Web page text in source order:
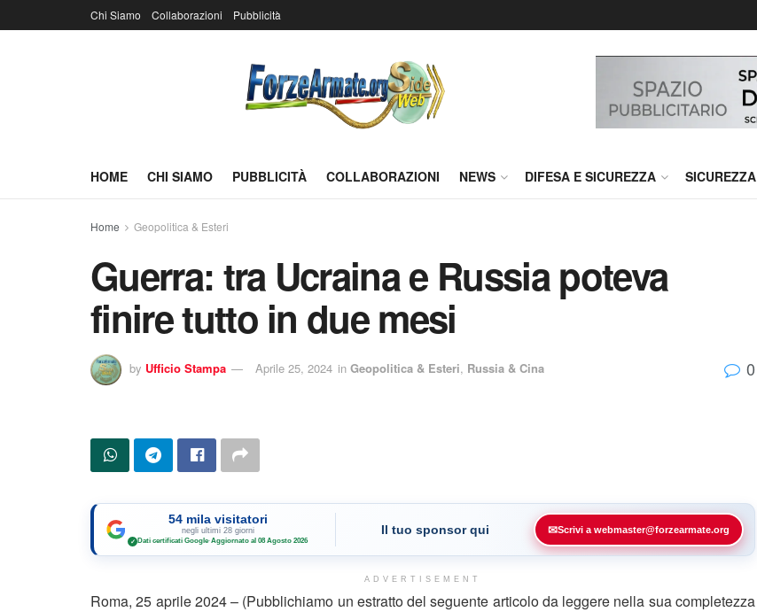
Chi Siamo Collaborazioni Pubblicità
HOME CHI SIAMO PUBBLICITÀ COLLABORAZIONI NEWS DIFESA E SICUREZZA SICUREZZA
Home Geopolitica & Esteri
Guerra: tra Ucraina e Russia poteva
finire tutto in due mesi
by Ufficio Stampa Aprile 25, 2024 in Geopolitica & Esteri, Russia & Cina 0
54 mila visitatori
negli ultimi 28 giorni
✓ Dati certificati Google·Aggiornato al 08 Agosto 2026
Il tuo sponsor qui ✉Scrivi a webmaster@forzearmate.org
ADVERTISEMENT
Roma, 25 aprile 2024 – (Pubblichiamo un estratto del seguente articolo da leggere nella sua completezza